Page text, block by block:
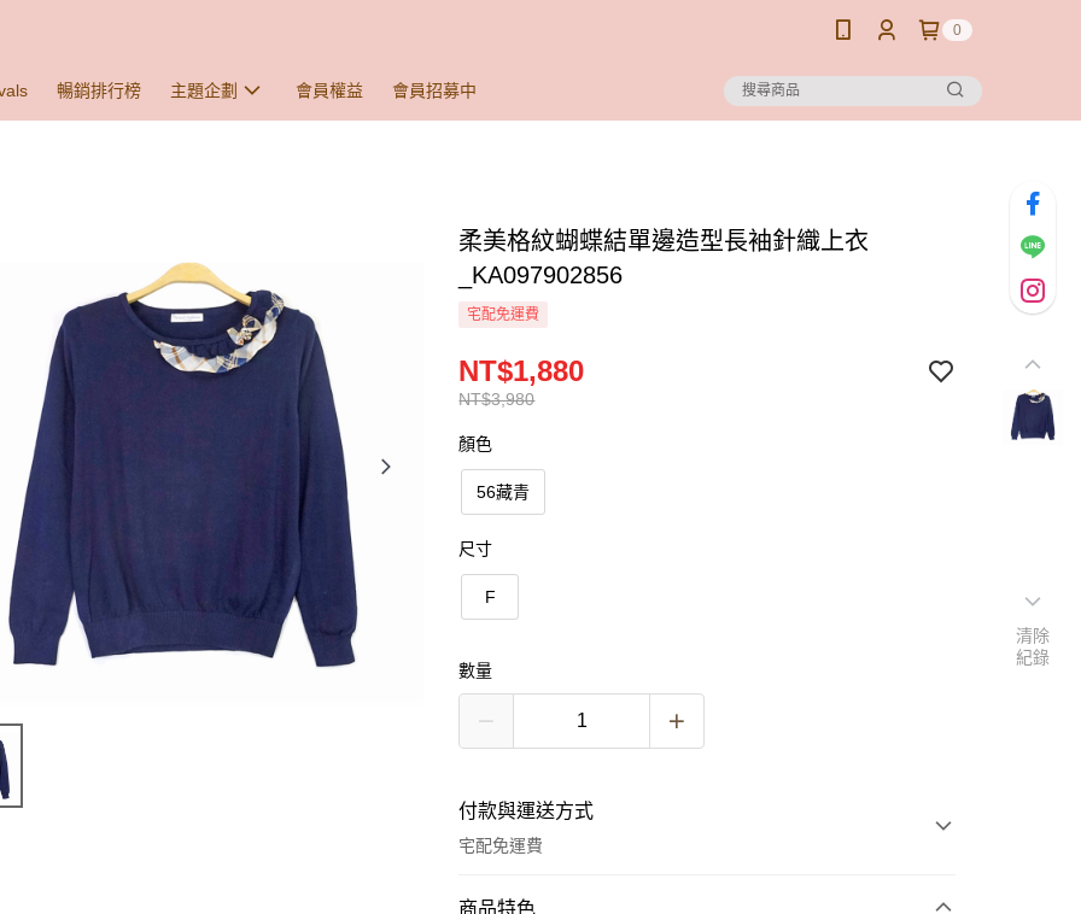
0
暢銷排行榜 主題企劃 會員權益 會員招募中
柔美格紋蝴蝶結單邊造型長袖針織上衣
_KA097902856
宅配免運費
NT$3,980
NT$1,880
顏色
56藏青
尺寸
F
數量
付款與運送方式
宅配免運費
付款方式
商品特色
清除
紀錄